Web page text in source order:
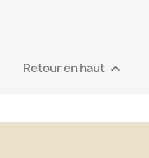
Retour en haut 